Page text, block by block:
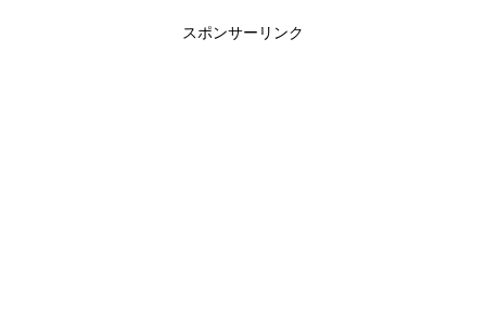
スポンサーリンク